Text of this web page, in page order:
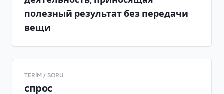
полезный результат без передачи
вещи
TERIM / SORU
спрос